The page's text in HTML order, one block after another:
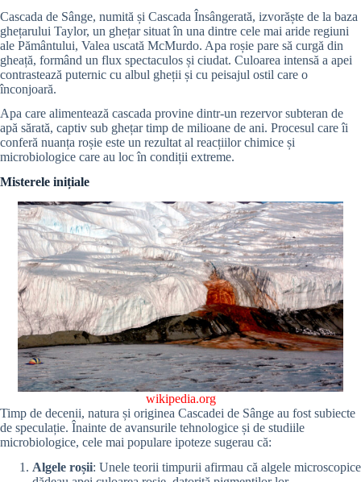
Cascada de Sânge, numită și Cascada Însângerată, izvorăște de la baza
ghețarului Taylor, un ghețar situat în una dintre cele mai aride regiuni
ale Pământului, Valea uscată McMurdo. Apa roșie pare să curgă din
gheață, formând un flux spectaculos și ciudat. Culoarea intensă a apei
contrastează puternic cu albul gheții și cu peisajul ostil care o
înconjoară.
Apa care alimentează cascada provine dintr-un rezervor subteran de
apă sărată, captiv sub ghețar timp de milioane de ani. Procesul care îi
conferă nuanța roșie este un rezultat al reacțiilor chimice și
microbiologice care au loc în condiții extreme.
Misterele inițiale
wikipedia.org
Timp de decenii, natura și originea Cascadei de Sânge au fost subiecte
de speculație. Înainte de avansurile tehnologice și de studiile
microbiologice, cele mai populare ipoteze sugerau că:
Algele roșii: Unele teorii timpurii afirmau că algele microscopice